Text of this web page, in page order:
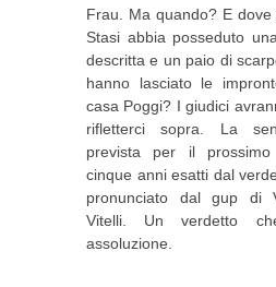
Frau. Ma quando? E
Stasi abbia posseduto
descritta e un paio di
hanno lasciato le
casa Poggi? I giudici
rifletterci sopra. La
prevista per il
cinque anni esatti dal
pronunciato dal gup di
Vitelli. Un verdetto
assoluzione.